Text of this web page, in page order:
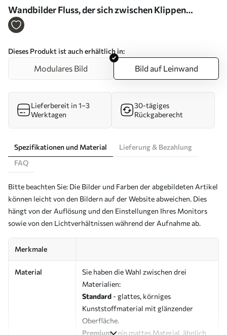
Wandbilder Fluss, der sich zwischen Klippen
schlängelt, Luftaufnahme Art. s46521
Dieses Produkt ist auch erhältlich in:
Modulares Bild Bild auf Leinwand
Lieferbereit in 1–3
Werktagen
30-tägiges
Rückgaberecht
Spezifikationen und Material
Lieferung & Bezahlung
FAQ
Bitte beachten Sie: Die Bilder und Farben der abgebildeten Artikel
können leicht von den Bildern auf der Website abweichen. Dies
hängt von der Auflösung und den Einstellungen Ihres Monitors
sowie von den Lichtverhältnissen während der Aufnahme ab.
Merkmale
Material
Sie haben die Wahl zwischen drei
Materialien:
Standard - glattes, körniges
Kunststoffmaterial mit glänzender
Oberfläche.
Premium- ein mattes Material, ähnlich